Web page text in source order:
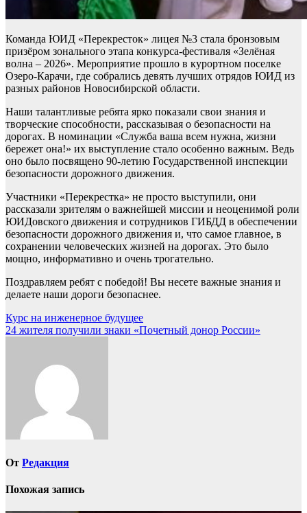
Команда ЮИД «Перекресток» лицея №3 стала бронзовым
призёром зонального этапа конкурса-фестиваля «Зелёная
волна – 2026». Мероприятие прошло в курортном поселке
Озеро-Карачи, где собрались девять лучших отрядов ЮИД из
разных районов Новосибирской области.
Наши талантливые ребята ярко показали свои знания и
творческие способности, рассказывая о безопасности на
дорогах. В номинации «Служба ваша всем нужна, жизни
бережет она!» их выступление стало особенно важным. Ведь
оно было посвящено 90-летию Государственной инспекции
безопасности дорожного движения.
Участники «Перекрестка» не просто выступили, они
рассказали зрителям о важнейшей миссии и неоценимой роли
ЮИДовского движения и сотрудников ГИБДД в обеспечении
безопасности дорожного движения и, что самое главное, в
сохранении человеческих жизней на дорогах. Это было
мощно, информативно и очень трогательно.
Поздравляем ребят с победой! Вы несете важные знания и
делаете наши дороги безопаснее.
Навигация
по
Курс на инженерное будущее
24 жителя получили знаки «Почетный донор России»
От Редакция
Похожая запись